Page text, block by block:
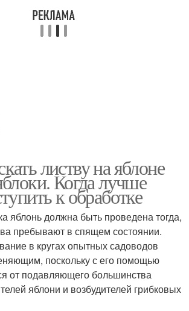
листву на яблоне
Когда лучше
к обработке
яблонь должна быть проведена тогда,
пребывают в спящем состоянии.
в кругах опытных садоводов
поскольку с его помощью
от подавляющего большинства
яблони и возбудителей грибковых